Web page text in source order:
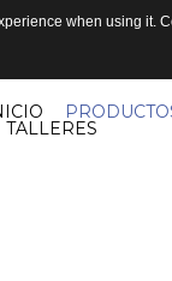
TALLERES
when using it.